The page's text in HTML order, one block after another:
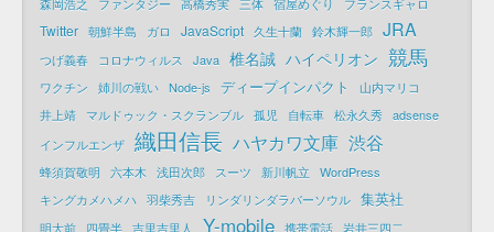
森岡浩之
ファンタジー 高橋秀実 三体 宿屋めぐり フランスギャロ
Twitter 朝鮮半島 ガロ JavaScript 久生十蘭 鈴木輝一郎 JRA
つげ義春 コロナウィルス Java 椎名誠 ハイペリオン 競馬
ワクチン 姉川の戦い Node-js ディープインパクト
山内マリコ
井上靖
マルドゥック・スクランブル 孤児 自転車 松永久秀 adsense
インフルエンザ 織田信長 ハヤカワ文庫 渋谷
蜂須賀敬明 六本木 浅田次郎 スーツ 新川帆立
WordPress
キングカメハメハ 羽柴秀吉 リンダリンダラバーソウル 集英社
明大前 四畳半 吉里吉里人 Y-mobile 携帯電話 岩井三四二